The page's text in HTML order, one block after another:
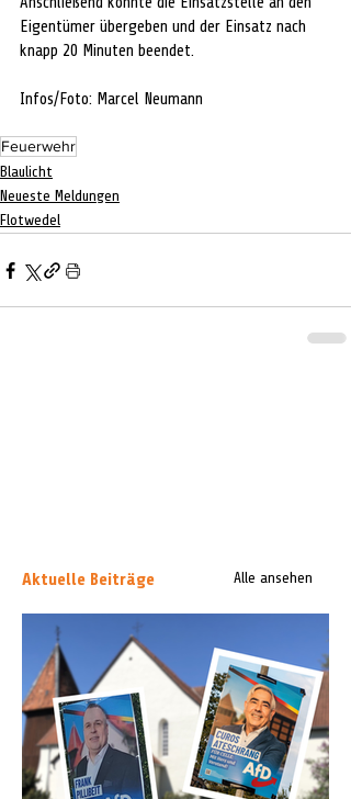
Eigentümer übergeben und der Einsatz nach
knapp 20 Minuten beendet.
Infos/Foto: Marcel Neumann
Feuerwehr
Blaulicht
Neueste Meldungen
Flotwedel
Aktuelle Beiträge Alle ansehen